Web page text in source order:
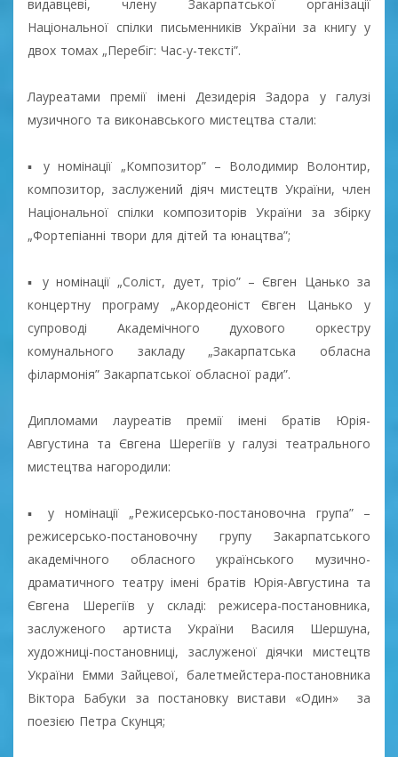
видавцеві, члену Закарпатської організації
Національної спілки письменників України за книгу у
двох томах „Перебіг: Час-у-тексті”.
Лауреатами премії імені Дезидерія Задора у галузі
музичного та виконавського мистецтва стали:
▪ у номінації „Композитор” – Володимир Волонтир,
композитор, заслужений діяч мистецтв України, член
Національної спілки композиторів України за збірку
„Фортепіанні твори для дітей та юнацтва”;
▪ у номінації „Соліст, дует, тріо” – Євген Цанько за
концертну програму „Акордеоніст Євген Цанько у
супроводі Академічного духового оркестру
комунального закладу „Закарпатська обласна
філармонія” Закарпатської обласної ради”.
Дипломами лауреатів премії імені братів Юрія-
Августина та Євгена Шерегіїв у галузі театрального
мистецтва нагородили:
▪ у номінації „Режисерсько-постановочна група” –
режисерсько-постановочну групу Закарпатського
академічного обласного українського музично-
драматичного театру імені братів Юрія-Августина та
Євгена Шерегіїв у складі: режисера-постановника,
заслуженого артиста України Василя Шершуна,
художниці-постановниці, заслуженої діячки мистецтв
України Емми Зайцевої, балетмейстера-постановника
Віктора Бабуки за постановку вистави «Один» за
поезією Петра Скунця;